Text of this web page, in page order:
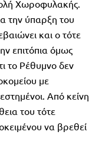
Χωροφυλακής.
την ύπαρξη του
και ο τότε
επιτόπια όμως
το Ρέθυμνο δεν
με
Από κείνη
του τότε
να βρεθεί